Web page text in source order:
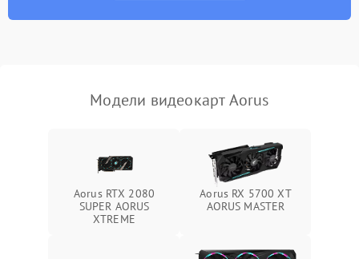
Программные сбои
Модели видеокарт Aorus
Aorus RTX 2080
SUPER AORUS
XTREME
Aorus RX 5700 XT
AORUS MASTER